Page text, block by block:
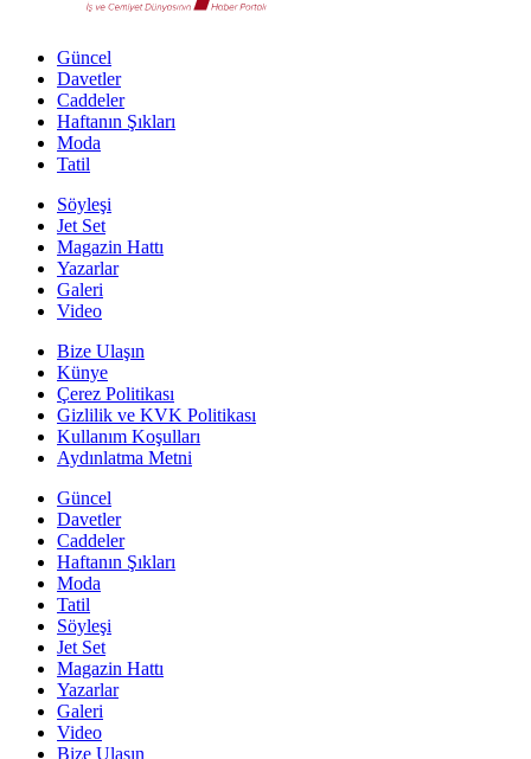
Güncel
Davetler
Caddeler
Haftanın Şıkları
Moda
Tatil
Söyleşi
Jet Set
Magazin Hattı
Yazarlar
Galeri
Video
Bize Ulaşın
Künye
Çerez Politikası
Gizlilik ve KVK Politikası
Kullanım Koşulları
Aydınlatma Metni
Güncel
Davetler
Caddeler
Haftanın Şıkları
Moda
Tatil
Söyleşi
Jet Set
Magazin Hattı
Yazarlar
Galeri
Video
Bize Ulaşın